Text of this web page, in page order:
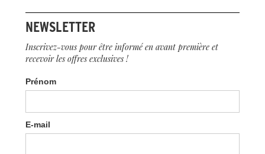
NEWSLETTER
Inscrivez-vous pour être informé en avant première et
recevoir les offres exclusives !
Prénom
E-mail